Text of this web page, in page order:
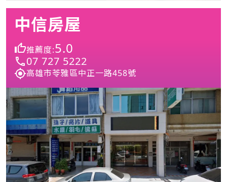
中信房屋
推薦度:5.0
07 727 5222
高雄市苓雅區中正一路458號